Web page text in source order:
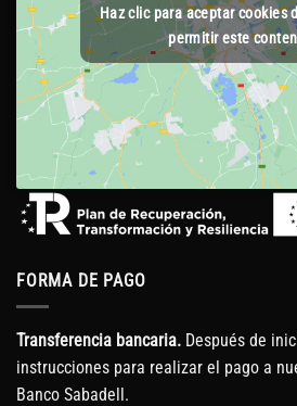
Haz clic para aceptar cookies
permitir este
FORMA DE PAGO
Transferencia bancaria. Después de
instrucciones para realizar el pago a
Banco Sabadell.